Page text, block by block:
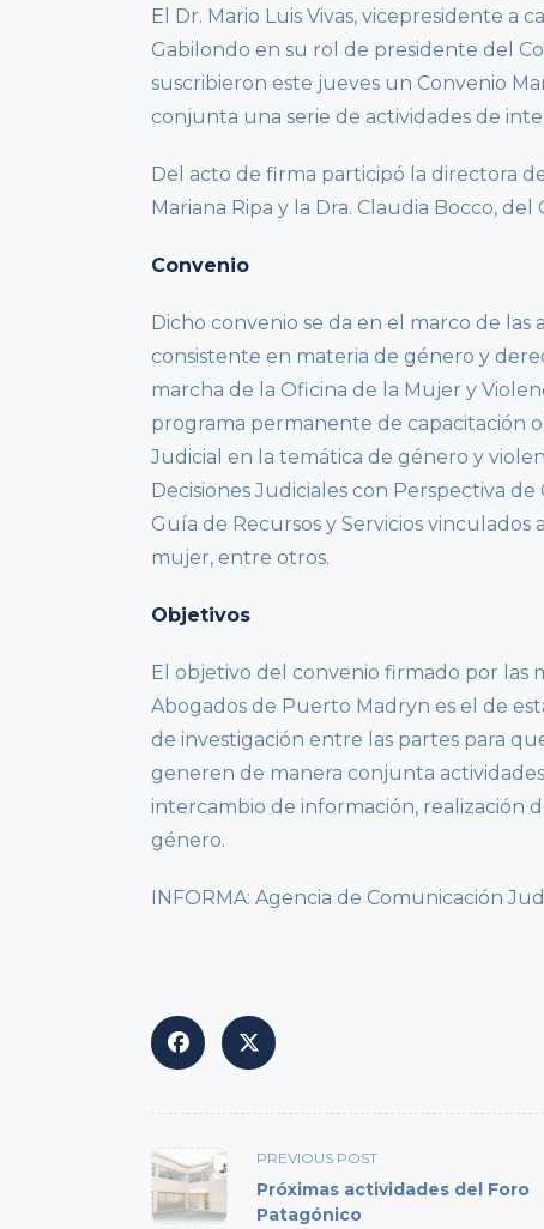
El Dr. Mario Luis Vivas, vicepresidente a
Gabilondo en su rol de presidente del
suscribieron este jueves un Convenio
conjunta una serie de actividades de
Del acto de firma participó la directora
Mariana Ripa y la Dra. Claudia Bocco,
Convenio
Dicho convenio se da en el marco de
consistente en materia de género y
marcha de la Oficina de la Mujer y
programa permanente de capacitación
Judicial en la temática de género y
Decisiones Judiciales con Perspectiva
Guía de Recursos y Servicios
mujer, entre otros.
Objetivos
El objetivo del convenio firmado por las
Abogados de Puerto Madryn es el de
de investigación entre las partes para
generen de manera conjunta
intercambio de información, realización
género.
INFORMA: Agencia de Comunicación
<span
class="nav-
subtitle
PREVIOUS POST
Próximas actividades del Foro
Patagónico